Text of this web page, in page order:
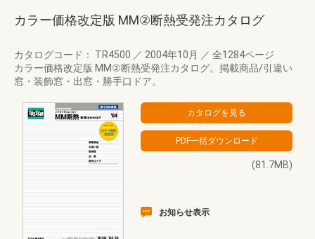
カラー価格改定版 MM②断熱受発注カタログ
カタログコード： TR4500 ／ 2004年10月 ／ 全1284ページ
カラー価格改定版 MM②断熱受発注カタログ。掲載商品/引違い
窓・装飾窓・出窓・勝手口ドア。
(81.7MB)
お知らせ表示